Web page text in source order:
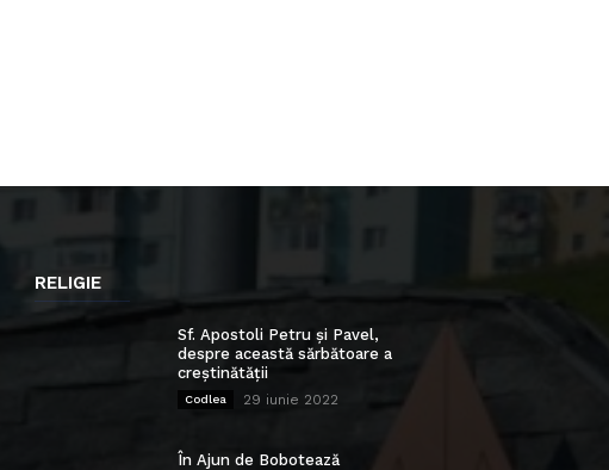
RELIGIE
Sf. Apostoli Petru și Pavel,
despre această sărbătoare a
creștinătății
Codlea 29 iunie 2022
În Ajun de Bobotează